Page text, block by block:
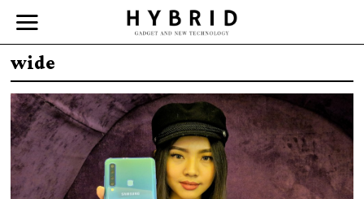
wide